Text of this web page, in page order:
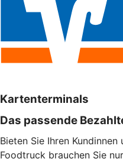
Kartenterminals
Das passende
Bieten Sie Ihren
Foodtruck brauchen Sie